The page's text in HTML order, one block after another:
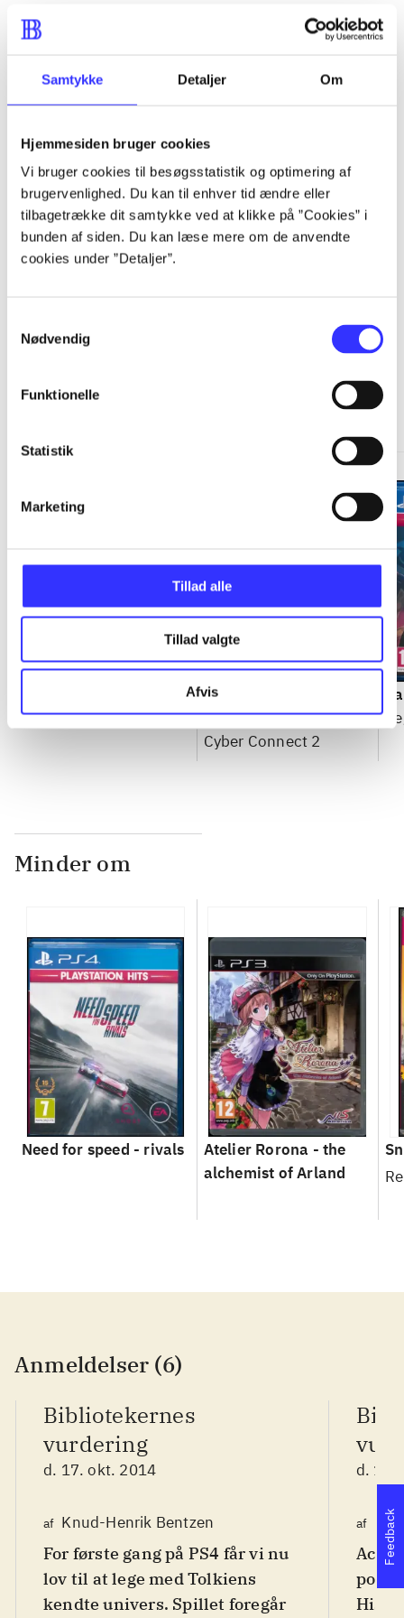
Samtykke Detaljer Om
Hjemmesiden bruger cookies
Vi bruger cookies til besøgsstatistik og optimering af
brugervenlighed. Du kan til enhver tid ændre eller
tilbagetrække dit samtykke ved at klikke på ”Cookies” i
bunden af siden. Du kan læse mere om de anvendte
cookies under ”Detaljer”.
Nødvendig
Funktionelle
Statistik
Marketing
Tillad alle
Tillad valgte
Afvis
...
...
Naruto Shippuden -
ultimate ninja storm 4
Cyber Connect 2
Minder om
Need for speed - rivals
Atelier Rorona - the
alchemist of Arland
Anmeldelser (6)
Bibliotekernes
vurdering
d. 17. okt. 2014
af Knud-Henrik Bentzen
For første gang på PS4 får vi nu
lov til at lege med Tolkiens
kendte univers. Spillet foregår
d. 19.
af Feedback